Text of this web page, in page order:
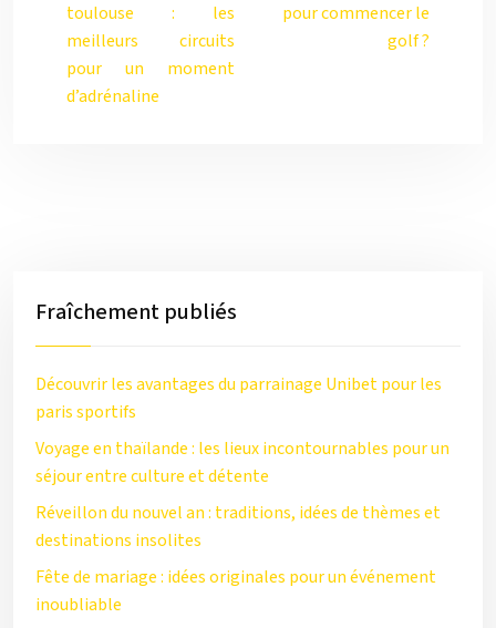
toulouse : les
meilleurs circuits
pour un moment
d’adrénaline
pour commencer le
golf ?
Fraîchement publiés
Découvrir les avantages du parrainage Unibet pour les
paris sportifs
Voyage en thaïlande : les lieux incontournables pour un
séjour entre culture et détente
Réveillon du nouvel an : traditions, idées de thèmes et
destinations insolites
Fête de mariage : idées originales pour un événement
inoubliable